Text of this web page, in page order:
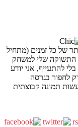
הטוב ביותר של כל זמנים (מתחיל
מבין את התשוקה שלי למשחק
להתעייף, אני יודע
לחפור בגרסה
תמונה קבוצתית